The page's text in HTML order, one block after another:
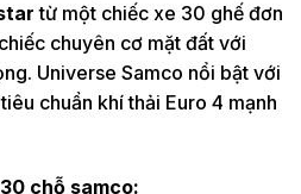
từ một chiếc xe 30 ghế đơn
chuyên cơ mặt đất với
Universe Samco nổi bật với
chuẩn khí thải Euro 4 mạnh
chỗ samco: